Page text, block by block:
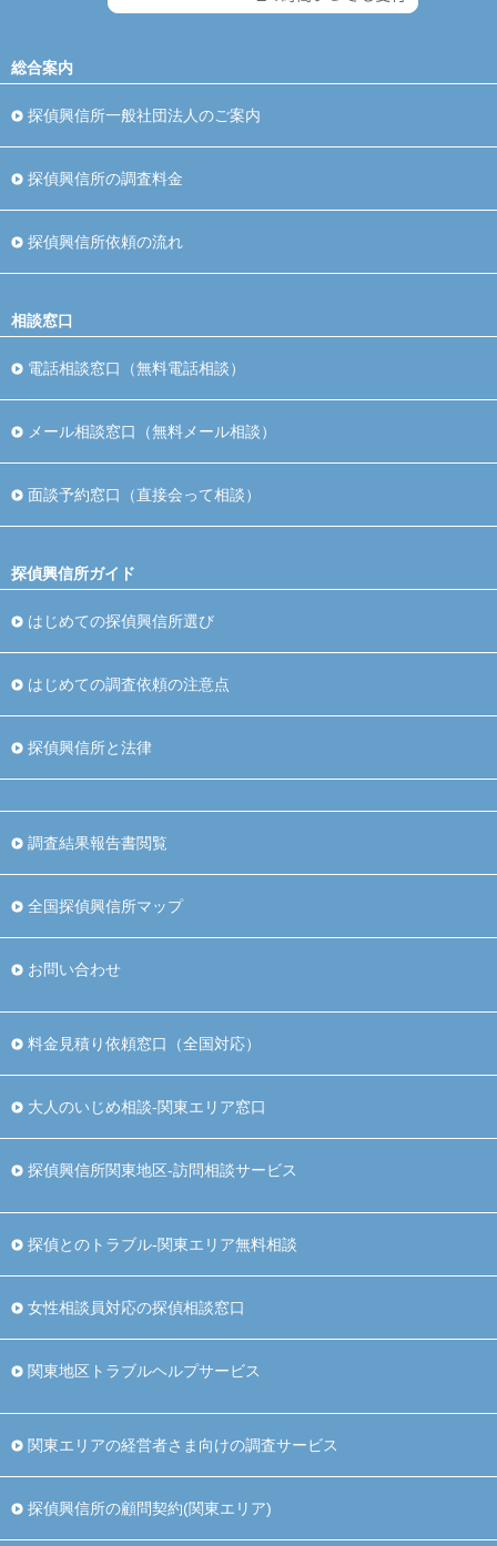
総合案内
探偵興信所一般社団法人のご案内
探偵興信所の調査料金
探偵興信所依頼の流れ
相談窓口
電話相談窓口（無料電話相談）
メール相談窓口（無料メール相談）
面談予約窓口（直接会って相談）
探偵興信所ガイド
はじめての探偵興信所選び
はじめての調査依頼の注意点
探偵興信所と法律
調査結果報告書閲覧
全国探偵興信所マップ
お問い合わせ
料金見積り依頼窓口（全国対応）
大人のいじめ相談-関東エリア窓口
探偵興信所関東地区-訪問相談サービス
探偵とのトラブル-関東エリア無料相談
女性相談員対応の探偵相談窓口
関東地区トラブルヘルプサービス
関東エリアの経営者さま向けの調査サービス
探偵興信所の顧問契約(関東エリア)